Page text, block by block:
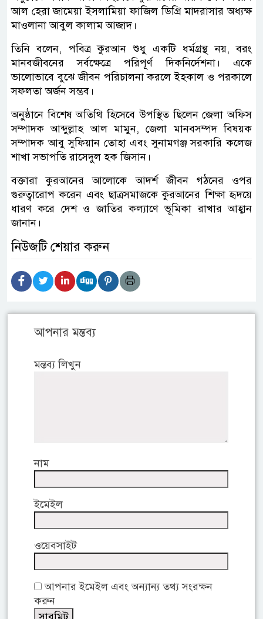
আল হেরা জামেয়া ইসলামিয়া ফাজিল ডিগ্রি মাদরাসার অধ্যক্ষ
মাওলানা আবুল কালাম আজাদ।
তিনি বলেন, পবিত্র কুরআন শুধু একটি ধর্মগ্রন্থ নয়, বরং
মানবজীবনের সর্বক্ষেত্রে পরিপূর্ণ দিকনির্দেশনা। একে
ভালোভাবে বুঝে জীবন পরিচালনা করলে ইহকাল ও পরকালে
সফলতা অর্জন সম্ভব।
অনুষ্ঠানে বিশেষ অতিথি হিসেবে উপস্থিত ছিলেন জেলা অফিস
সম্পাদক আব্দুল্লাহ আল মামুন, জেলা মানবসম্পদ বিষয়ক
সম্পাদক আবু সুফিয়ান তোহা এবং সুনামগঞ্জ সরকারি কলেজ
শাখা সভাপতি রাসেদুল হক জিসান।
বক্তারা কুরআনের আলোকে আদর্শ জীবন গঠনের ওপর
গুরুত্বারোপ করেন এবং ছাত্রসমাজকে কুরআনের শিক্ষা হৃদয়ে
ধারণ করে দেশ ও জাতির কল্যাণে ভূমিকা রাখার আহ্বান
জানান।
নিউজটি শেয়ার করুন
আপনার মন্তব্য
মন্তব্য লিখুন
নাম
ইমেইল
ওয়েবসাইট
আপনার ইমেইল এবং অন্যান্য তথ্য সংরক্ষন
করুন